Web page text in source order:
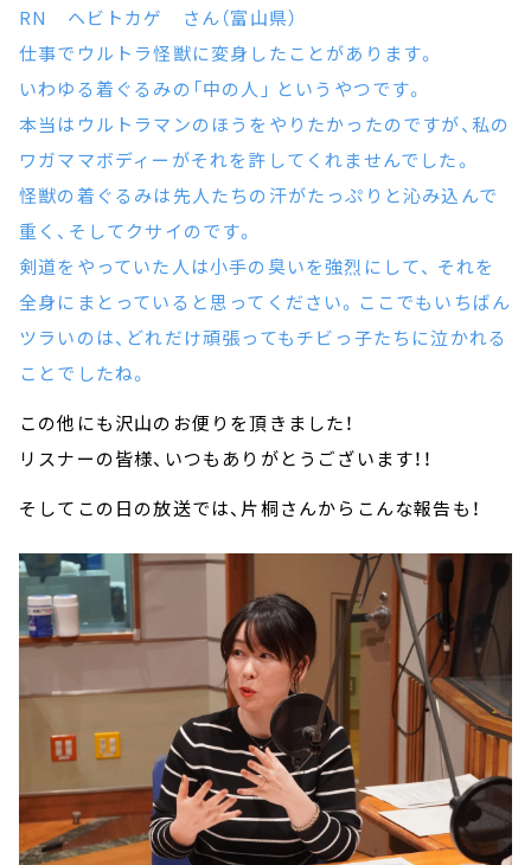
RN ヘビトカゲ さん（富山県）
仕事でウルトラ怪獣に変身したことがあります。
いわゆる着ぐるみの「中の人｣ というやつです。
本当はウルトラマンのほうをやりたかったのですが、私の
ワガママボディーがそれを許してくれませんでした。
怪獣の着ぐるみは先人たちの汗がたっぷりと沁み込んで
重く、そしてクサイのです。
剣道をやっていた人は小手の臭いを強烈にして、 それを
全身にまとっていると思ってください。ここでもいちばん
ツラいのは、どれだけ頑張ってもチビっ子たちに泣かれる
ことでしたね。
この他にも沢山のお便りを頂きました！
リスナーの皆様、いつもありがとうございます！！
そしてこの日の放送では、片桐さんからこんな報告も！